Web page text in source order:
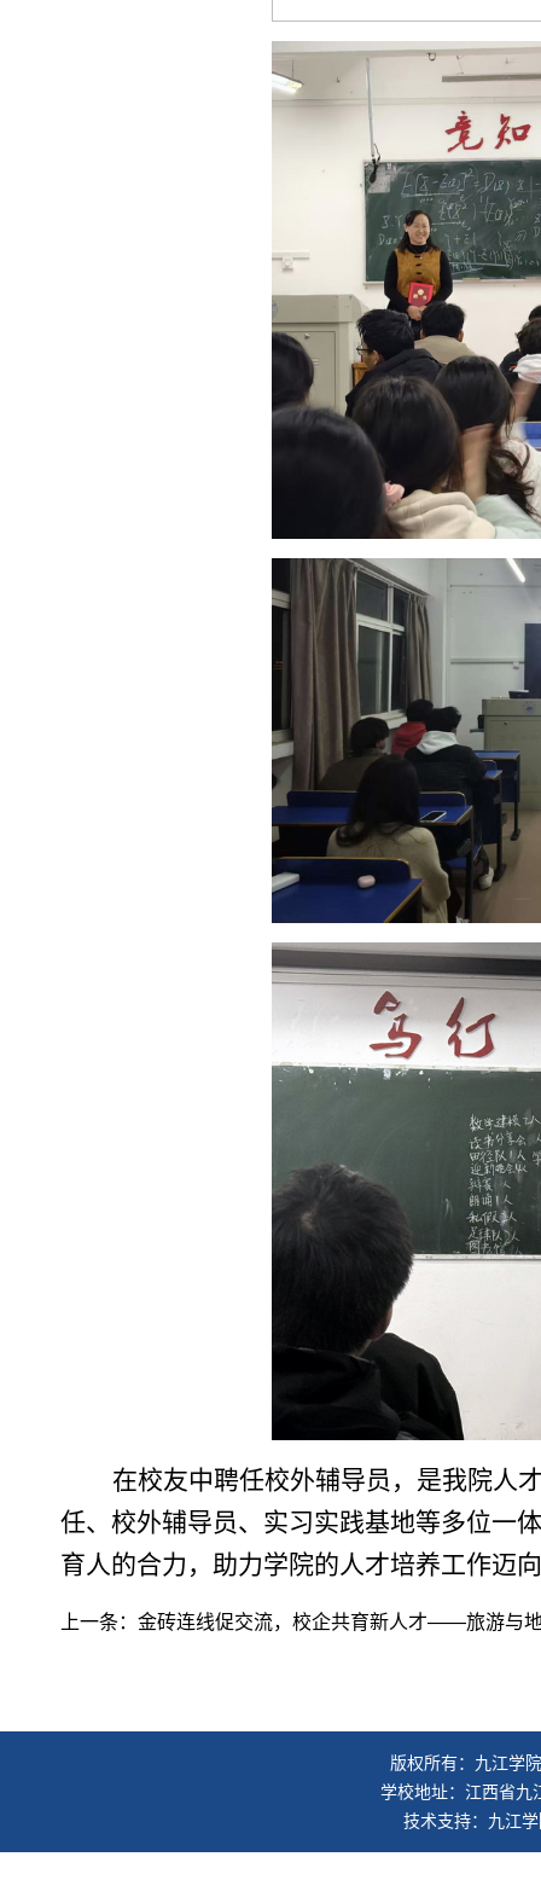
在校友中聘任校外辅导员，是我院人
任、校外辅导员、实习实践基地等多位一
育人的合力，助力学院的人才培养工作迈
上一条： 金砖连线促交流，校企共育新人才——旅游与
版权所有：九江学
学校地址：江西省九
技术支持：九江